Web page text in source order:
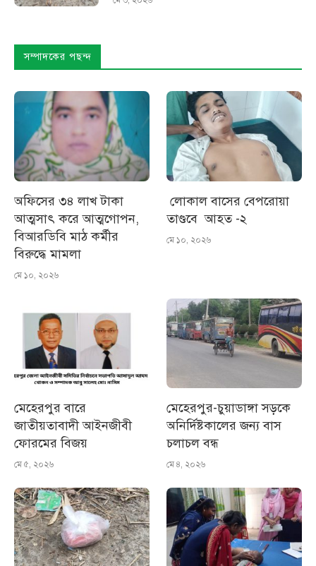
সম্পাদকের পছন্দ
অফিসের ৩৪ লাখ টাকা
আত্মসাৎ করে আত্মগোপন,
বিআরডিবি মাঠ কর্মীর
বিরুদ্ধে মামলা
মে ১০, ২০২৬
লোকাল বাসের বেপরোয়া
তাণ্ডবে আহত -২
মে ১০, ২০২৬
মেহেরপুর বারে
জাতীয়তাবাদী আইনজীবী
ফোরমের বিজয়
মে ৫, ২০২৬
মেহেরপুর-চুয়াডাঙ্গা সড়কে
অনির্দিষ্টকালের জন্য বাস
চলাচল বন্ধ
মে ৪, ২০২৬